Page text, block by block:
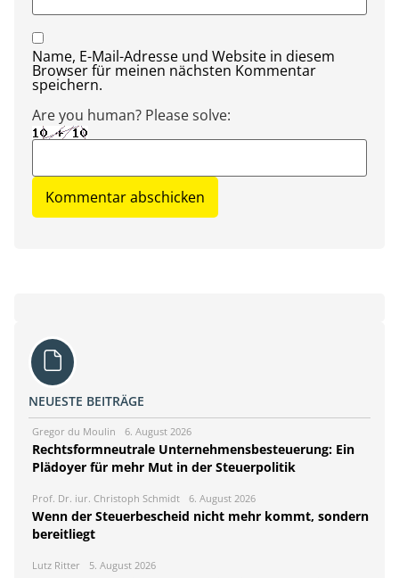
Name, E-Mail-Adresse und Website in diesem
Browser für meinen nächsten Kommentar
speichern.
Are you human? Please solve:
NEUESTE BEITRÄGE
Gregor du Moulin 6. August 2026
Rechtsformneutrale Unternehmensbesteuerung: Ein
Plädoyer für mehr Mut in der Steuerpolitik
Prof. Dr. iur. Christoph Schmidt 6. August 2026
Wenn der Steuerbescheid nicht mehr kommt, sondern
bereitliegt
Lutz Ritter 5. August 2026